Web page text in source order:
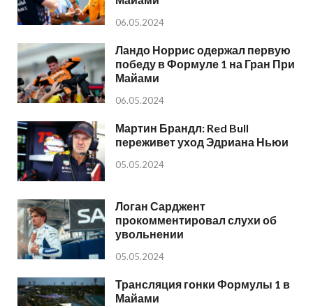
06.05.2024
Ландо Норрис одержал первую
победу в Формуле 1 на Гран При
Майами
06.05.2024
Мартин Брандл: Red Bull
переживет уход Эдриана Ньюи
05.05.2024
Логан Сарджент
прокомментировал слухи об
увольнении
05.05.2024
Трансляция гонки Формулы 1 в
Майами